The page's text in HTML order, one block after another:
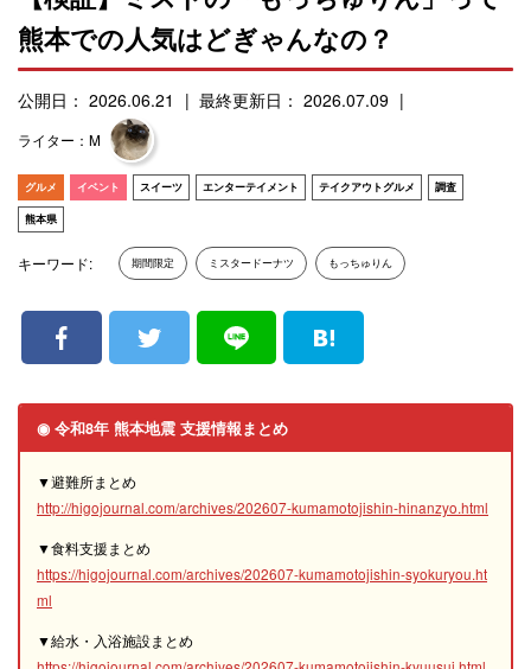
熊本での人気はどぎゃんなの？
公開日： 2026.06.21 最終更新日： 2026.07.09
ライター：M
グルメ イベント スイーツ エンターテイメント テイクアウトグルメ 調査
熊本県
キーワード: 期間限定 ミスタードーナツ もっちゅりん
◉ 令和8年 熊本地震 支援情報まとめ
▼避難所まとめ
http://higojournal.com/archives/202607-kumamotojishin-hinanzyo.html
▼食料支援まとめ
https://higojournal.com/archives/202607-kumamotojishin-syokuryou.ht
ml
▼給水・入浴施設まとめ